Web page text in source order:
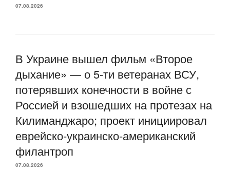
07.08.2026
В Украине вышел фильм «Второе
дыхание» — о 5-ти ветеранах ВСУ,
потерявших конечности в войне с
Россией и взошедших на протезах на
Килиманджаро; проект инициировал
еврейско-украинско-американский
филантроп
07.08.2026